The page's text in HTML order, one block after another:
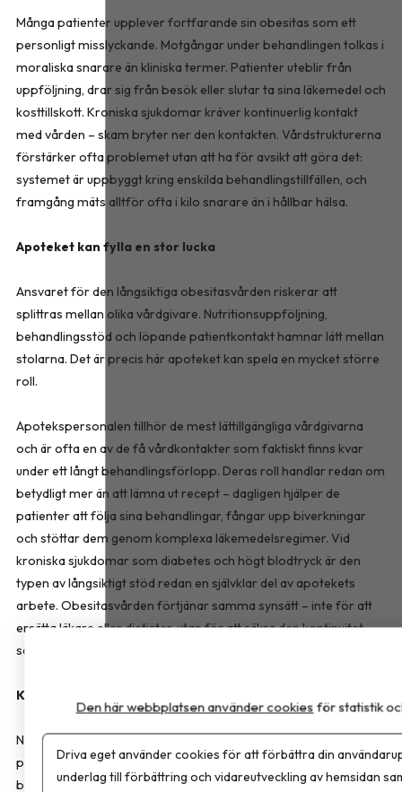
Många patienter upplever fortfarande sin obesitas som ett
personligt misslyckande. Motgångar under behandlingen tolkas i
moraliska snarare än kliniska termer. Patienter uteblir från
uppföljning, drar sig från besök eller slutar ta sina läkemedel och
kosttillskott. Kroniska sjukdomar kräver kontinuerlig kontakt
med vården – skam bryter ner den kontakten. Vårdstrukturerna
förstärker ofta problemet utan att ha för avsikt att göra det:
systemet är uppbyggt kring enskilda behandlingstillfällen, och
framgång mäts alltför ofta i kilo snarare än i hållbar hälsa.
Apoteket kan fylla en stor lucka
Ansvaret för den långsiktiga obesitasvården riskerar att
splittras mellan olika vårdgivare. Nutritionsuppföljning,
behandlingsstöd och löpande patientkontakt hamnar lätt mellan
stolarna. Det är precis här apoteket kan spela en mycket större
roll.
Apotekspersonalen tillhör de mest lättillgängliga vårdgivarna
och är ofta en av de få vårdkontakter som faktiskt finns kvar
under ett långt behandlingsförlopp. Deras roll handlar redan om
betydligt mer än att lämna ut recept – dagligen hjälper de
patienter att följa sina behandlingar, fångar upp biverkningar
och stöttar dem genom komplexa läkemedelsregimer. Vid
kroniska sjukdomar som diabetes och högt blodtryck är den
typen av långsiktigt stöd redan en självklar del av apotekets
arbete. Obesitasvården förtjänar samma synsätt – inte för att
ersätta läkare eller dietister, utan för att säkra den kontinuitet
som idag saknas.
Kronisk sjukdom kräver kronisk vård
Nästa fas i obesitasvården avgörs av om vården klarar att följa
patienten även efter den första behandlingsinsatsen. Det kräver
bättre uppföljning, tätare samverkan mellan professioner och
Den här webbplatsen använder cookies för statistik
Driva eget använder cookies för att förbättra din
underlag till förbättring och vidareutveckling av hemsidan